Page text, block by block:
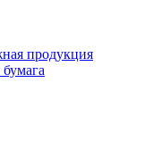
продукция